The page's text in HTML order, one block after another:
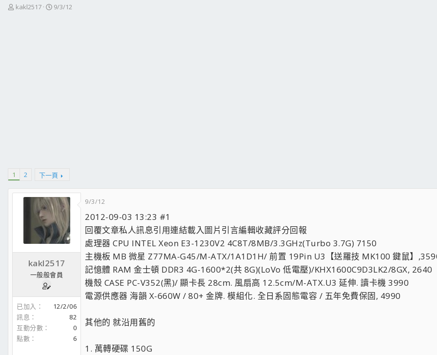
主
kakl2517
開
9/3/12
1 2 下一頁
kakl2517
一般般會員
已加入
12/2/06
訊息
82
互動分數
0
點數
6
9/3/12
2012-09-03 13:23 #1
回覆文章私人訊息引用連結載入圖片引言編輯收藏評分回報
處理器 CPU INTEL Xeon E3-1230V2 4C8T/8MB/3.3GHz(Turbo 3.7G) 7150
主機板 MB 微星 Z77MA-G45/M-ATX/1A1D1H/ 前置 19Pin U3【送羅技 MK100 鍵鼠】
記憶體 RAM 金士頓 DDR3 4G-1600*2(共 8G)(LoVo 低電壓)/KHX1600C9D3LK2/8GX, 2640
機殼 CASE PC-V352(黑)/ 顯卡長 28cm. 風扇高 12.5cm/M-ATX.U3 延伸. 讀卡機 3990
電源供應器 海韻 X-660W / 80+ 金牌. 模組化. 全日系固態電容 / 五年免費保固, 4990
其他的 就沿用舊的
1. 萬轉硬碟 150G